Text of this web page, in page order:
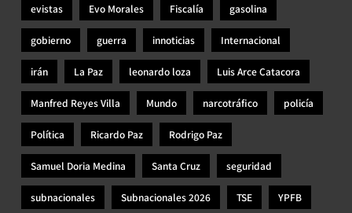
evistas Evo Morales Fiscalía gasolina
gobierno guerra innoticias Internacional
irán La Paz leonardo loza Luis Arce Catacora
Manfred Reyes Villa Mundo narcotráfico policía
Política Ricardo Paz Rodrigo Paz
Samuel Doria Medina Santa Cruz seguridad
subnacionales Subnacionales 2026 TSE YPFB